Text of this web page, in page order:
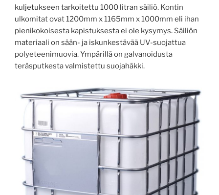
kuljetukseen tarkoitettu 1000 litran säiliö. Kontin
ulkomitat ovat 1200mm x 1165mm x 1000mm eli ihan
pienikokoisesta kapistuksesta ei ole kysymys. Säiliön
materiaali on sään- ja iskunkestävää UV-suojattua
polyeteenimuovia. Ympärillä on galvanoidusta
teräsputkesta valmistettu suojahäkki.